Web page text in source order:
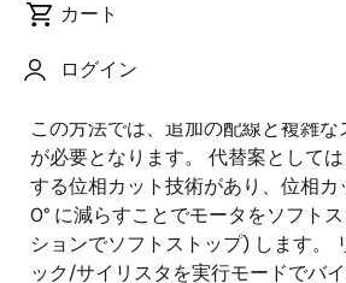
カート
ログイン
説
デルタ型構成に切り替えて突入電流
この方法では、追加の配線と複雑
が必要となります。 代替案として
する位相カット技術があり、位相カ
0° に減らすことでモータをソフト
ションでソフトストップ) します。
ック/サイリスタを実行モードでバ